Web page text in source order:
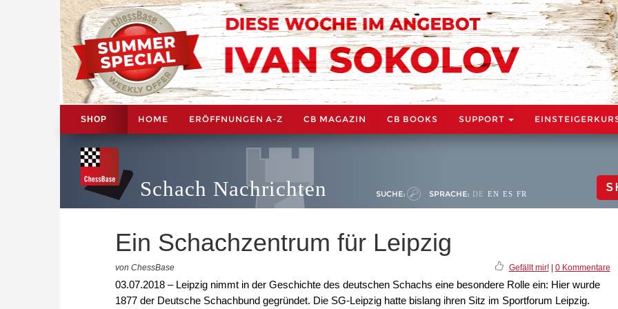
SHOP HOME ERÖFFNUNGEN A-Z CB MAGAZIN CB BOOKS SUPPORT
Schach Nachrichten SUCHE: SPRACHE: DE EN ES FR
Ein Schachzentrum für Leipzig
von ChessBase Gefällt mir!| 0 Kommentare
03.07.2018 – Leipzig nimmt in der Geschichte des deutschen Schachs eine besondere Rolle ein: Hier wurde
1877 der Deutsche Schachbund gegründet. Die SG-Leipzig hatte bislang ihren Sitz im Sportforum Leipzig.